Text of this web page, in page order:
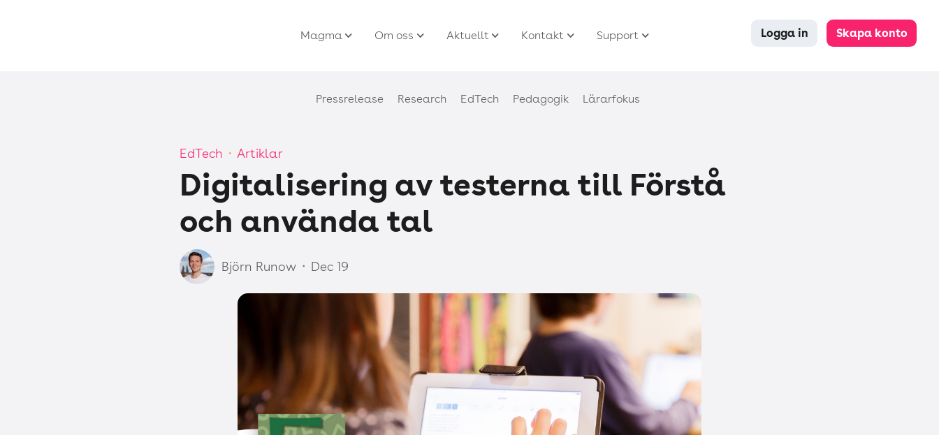
Magma Om oss Aktuellt Kontakt Support Logga in Skapa konto
Pressrelease Research EdTech Pedagogik Lärarfokus
EdTech ・ Artiklar
Digitalisering av testerna till Förstå
och använda tal
Björn Runow ・ Dec 19